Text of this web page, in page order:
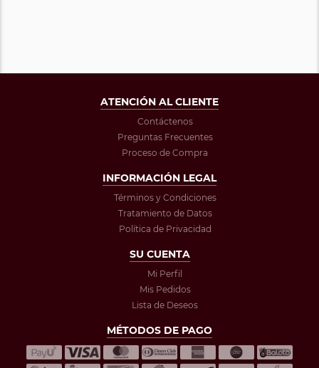
ATENCIÓN AL CLIENTE
Contáctenos
Preguntas Frecuentes
Proceso de Compra
INFORMACIÓN LEGAL
Términos y Condiciones
Tratamiento de Datos
Política de Privacidad
SU CUENTA
Mi Perfil
Mis Pedidos
Lista de Deseos
MÉTODOS DE PAGO